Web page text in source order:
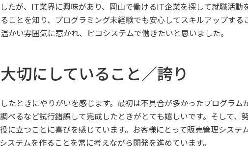
たが、IT業界に興味があり、岡山で働けるIT企業を探して就職活動
ことを知り、プログラミング未経験でも安心してスキルアップする
かい雰囲気に惹かれ、ピコシステムで働きたいと思いました。
切にしていること／誇り
たときにやりがいを感じます。最初は不具合が多かったプログラム
べるなど試行錯誤して完成したときがとても嬉しいです。そして、
に立つことに喜びを感じています。お客様にとって販売管理システ
ステムを作ることを常に考えながら開発を進めています。